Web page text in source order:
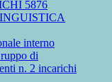
5876
interno
di
n. 2 incarichi